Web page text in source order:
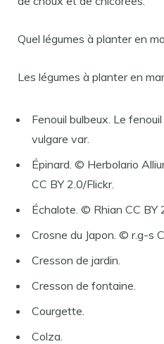
Quel légumes à planter en
Les légumes à planter en
Fenouil bulbeux. Le
vulgare var.
Épinard. © Herbolario
CC BY 2.0/Flickr.
Échalote. © Rhian CC BY
Crosne du Japon. © r.g-s
Cresson de jardin.
Cresson de fontaine.
Courgette.
Colza.